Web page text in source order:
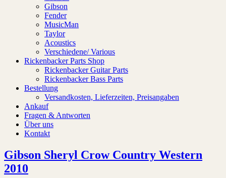
Gibson
Fender
MusicMan
Taylor
Acoustics
Verschiedene/ Various
Rickenbacker Parts Shop
Rickenbacker Guitar Parts
Rickenbacker Bass Parts
Bestellung
Versandkosten, Lieferzeiten, Preisangaben
Ankauf
Fragen & Antworten
Über uns
Kontakt
Gibson Sheryl Crow Country Western
2010